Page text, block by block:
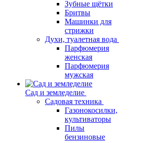
Зубные щётки
Бритвы
Машинки для
стрижки
Духи, туалетная вода
Парфюмерия
женская
Парфюмерия
мужская
Сад и земледелие
Садовая техника
Газонокосилки,
культиваторы
Пилы
бензиновые